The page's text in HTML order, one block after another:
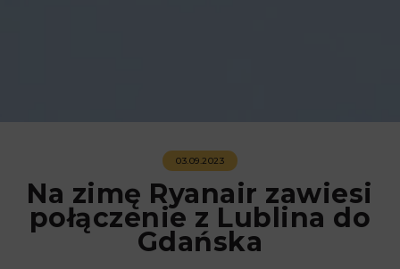
03.09.2023
Na zimę Ryanair zawiesi
połączenie z Lublina do
Gdańska